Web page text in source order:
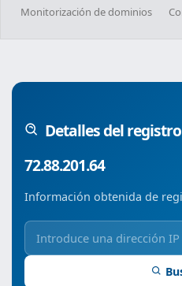
Monitorización de dominios
Detalles del
72.88.201.64
Información obtenida de